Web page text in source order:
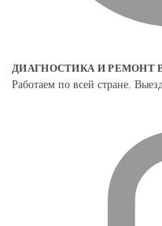
ДИАГНОСТИКА И РЕМОНТ
Работаем по всей стране.